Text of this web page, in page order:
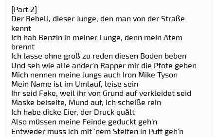
[Part 2]
Der Rebell, dieser Junge, den man von der Straße
kennt
Ich hab Benzin in meiner Lunge, denn mein Atem
brennt
Ich lasse ohne groß zu reden diesen Boden beben
Und seh wie alle ander'n Rapper mir die Pfote geben
Mich nennen meine Jungs auch Iron Mike Tyson
Mein Name ist im Umlauf, leise sein
Ihr seid Fake, weil ihr von Grund auf verkleidet seid
Maske beiseite, Mund auf, ich scheiße rein
Ich habe dicke Eier, der Druck quält
Also müssen meine Feinde geduckt geh'n
Entweder muss ich mit 'nem Steifen in Puff geh'n